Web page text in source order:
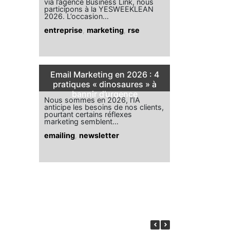
participons à la YESWEEKLEAN
2026. L’occasion…
entreprise marketing rse
Email Marketing en 2026 : 4
pratiques « dinosaures » à
bannir d’urgence
Nous sommes en 2026, l’IA
anticipe les besoins de nos clients,
pourtant certains réflexes
marketing semblent…
emailing, newsletter